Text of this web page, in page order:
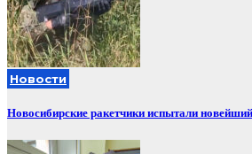
Новости
Новосибирские ракетчики испытали